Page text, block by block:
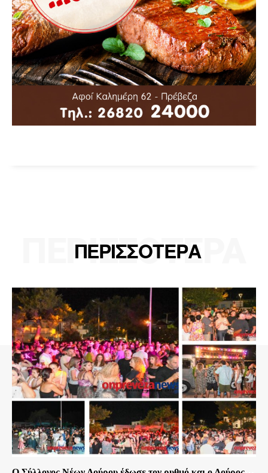
ΠΕΡΙΣΣΟΤΕΡΑ
ΠΕΡΙΣΣΟΤΕΡΑ